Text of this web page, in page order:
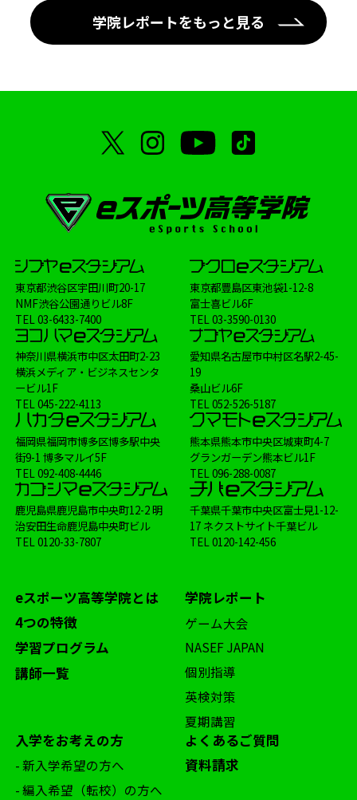
学院レポートをもっと見る
東京都渋谷区宇田川町20-17
NMF渋谷公園通りビル8F
TEL03-6433-7400
東京都豊島区東池袋1-12-8
富士喜ビル6F
TEL03-3590-0130
神奈川県横浜市中区太田町2-23
横浜メディア・ビジネスセンタ
ービル1F
TEL045-222-4113
愛知県名古屋市中村区名駅2-45-
19
桑山ビル6F
TEL052-526-5187
福岡県福岡市博多区博多駅中央
街9-1 博多マルイ5F
TEL092-408-4446
熊本県熊本市中央区城東町4-7
グランガーデン熊本ビル1F
TEL096-288-0087
鹿児島県鹿児島市中央町12-2 明
治安田生命鹿児島中央町ビル
TEL0120-33-7807
千葉県千葉市中央区富士見1-12-
17 ネクストサイト千葉ビル
TEL0120-142-456
eスポーツ高等学院とは
4つの特徴
学習プログラム
講師一覧
学院レポート
ゲーム大会
NASEF JAPAN
個別指導
英検対策
夏期講習
入学をお考えの方
- 新入学希望の方へ
- 編入希望（転校）の方へ
よくあるご質問
資料請求